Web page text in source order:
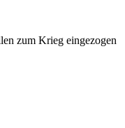
zum Krieg eingezogen